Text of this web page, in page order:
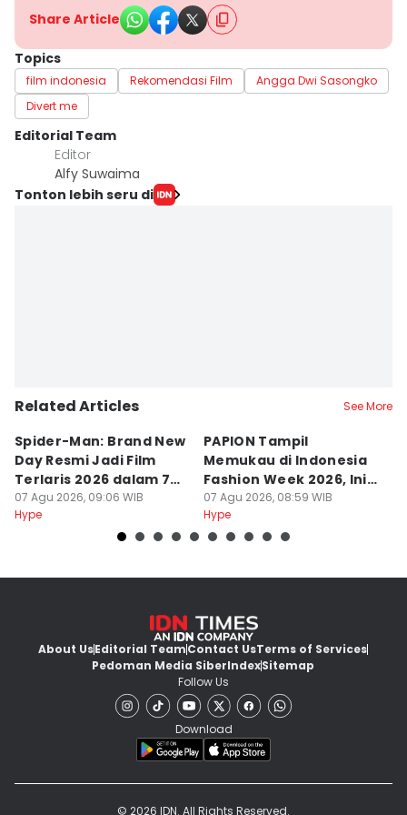
Share Article
Topics
film indonesia Rekomendasi Film
Angga Dwi Sasongko
Divert me
Editorial Team
Editor
Alfy Suwaima
Tonton lebih seru di
Related Articles See More
Spider-Man: Brand New
Day Resmi Jadi Film
Terlaris 2026 dalam 7
Hari
07 Agu 2026, 09:06 WIB
Hype
PAPION Tampil
Memukau di Indonesia
Fashion Week 2026, Ini
Ceritanya
07 Agu 2026, 08:59 WIB
Hype
About UsEditorial TeamContact UsTerms of Services
Pedoman Media SiberIndexSitemap
Follow Us
Download
© 2026 IDN. All Rights Reserved.